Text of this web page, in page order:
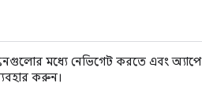
মধ্যে নেভিগেট করতে এবং অ্যাপে
করুন।